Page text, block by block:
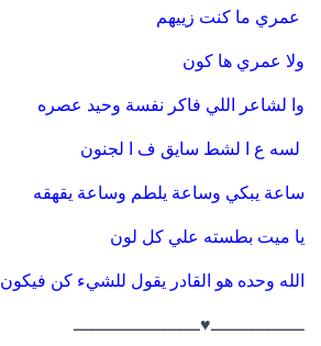
عمري ما كنت زييهم
ولا عمري ها كون
وا لشاعر اللي فاكر نفسة وحيد عصره
لسه ع ا لشط سايق ف ا لجنون
ساعة يبكي وساعة يلطم وساعة يقهقه
يا ميت بطسته علي كل لون
الله وحده هو القادر يقول للشيء كن فيكون
ـــــــــــــــــ♥ـــــــــــــــــــــــ